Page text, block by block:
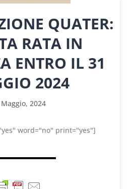
QUATER:
RATA IN
ENTRO IL 31
2024
2024
word="no" print="yes"]